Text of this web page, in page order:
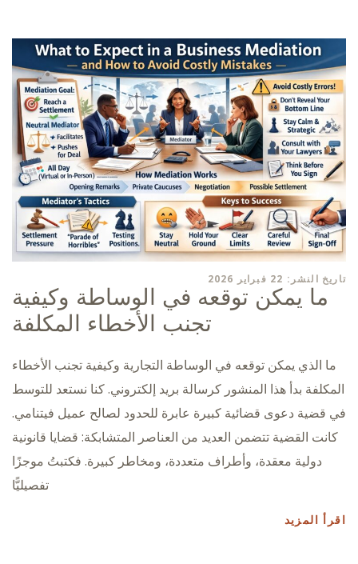
تاريخ النشر: 22 فبراير 2026
ما يمكن توقعه في الوساطة وكيفية
تجنب الأخطاء المكلفة
ما الذي يمكن توقعه في الوساطة التجارية وكيفية تجنب الأخطاء
المكلفة بدأ هذا المنشور كرسالة بريد إلكتروني. كنا نستعد للتوسط
في قضية دعوى قضائية كبيرة عابرة للحدود لصالح عميل فيتنامي.
كانت القضية تتضمن العديد من العناصر المتشابكة: قضايا قانونية
دولية معقدة، وأطراف متعددة، ومخاطر كبيرة. فكتبتُ موجزًا
تفصيليًّا
اقرأ المزيد